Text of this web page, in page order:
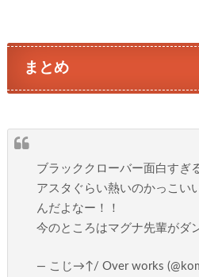
まとめ
ブラッククローバー面白すぎ
アスタぐらい熱いのかっこい
んだよなー！！
今のところはマグナ先輩がダ
— こじ→↑/ Over works